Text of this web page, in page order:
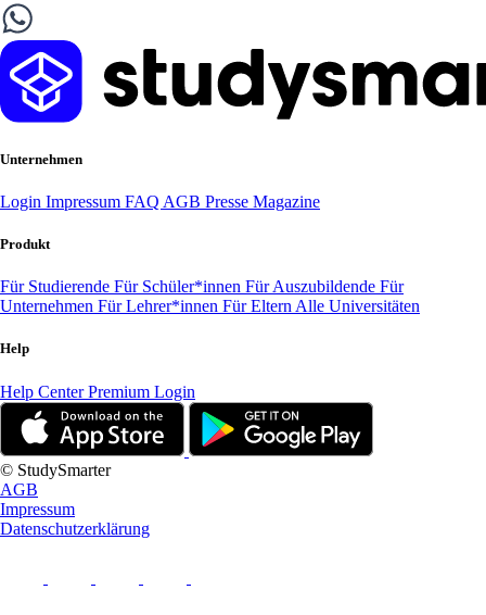
Unternehmen
Login Impressum FAQ AGB Presse Magazine
Produkt
Für Studierende Für Schüler*innen Für Auszubildende Für
Unternehmen Für Lehrer*innen Für Eltern Alle Universitäten
Help
Help CenterPremium Login
© StudySmarter
AGB
Impressum
Datenschutzerklärung